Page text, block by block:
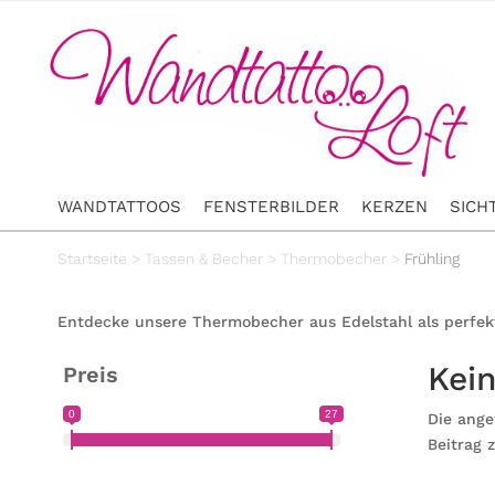
WANDTATTOOS FENSTERBILDER KERZEN
Startseite > Tassen & Becher > Thermobecher > Frühling
Entdecke unsere Thermobecher aus Edelstahl als
Preis
0 27
Die
Beitrag